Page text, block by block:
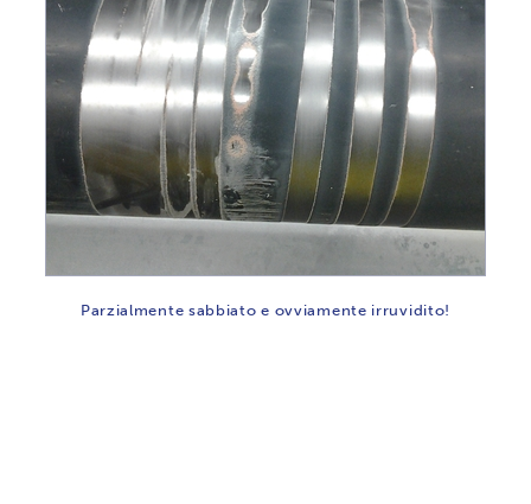
Parzialmente sabbiato e ovviamente irruvidito!